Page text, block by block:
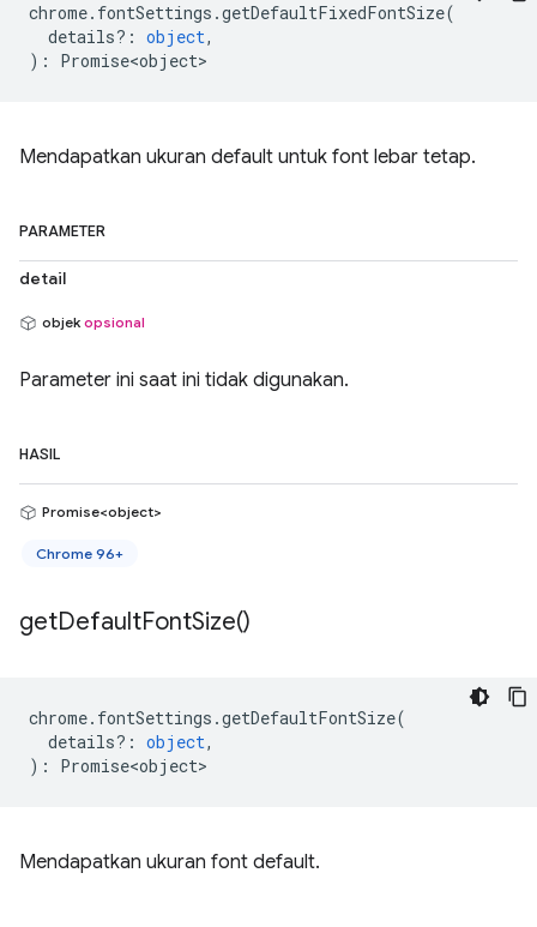
chrome. fontSettings .getDefaultFixedFontSize(
details? : object,
) : Promise<object>
Mendapatkan ukuran default untuk font lebar tetap.
PARAMETER
detail
objek opsional
Parameter ini saat ini tidak digunakan.
HASIL
Promise<object>
Chrome 96+
getDefaultFontSize()
chrome. fontSettings .getDefaultFontSize(
details? : object,
) : Promise<object>
Mendapatkan ukuran font default.